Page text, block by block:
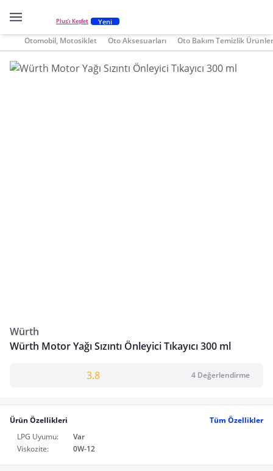
Plus'ı Keşfet Yeni
Otomobil, Motosiklet Oto Aksesuarları Oto Bakım Temizlik
Würth
Würth Motor Yağı Sızıntı Önleyici Tıkayıcı 300 ml
3.8 4 Değerlendirme
Ürün Özellikleri
Tüm Özellikler
LPG Uyumu:
Var
Viskozite:
0W-12